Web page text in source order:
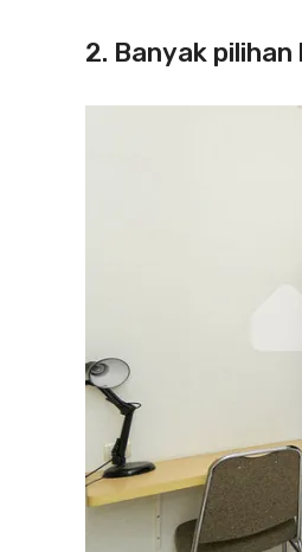
2. Banyak pilihan